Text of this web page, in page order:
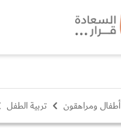
أطفال ومراهقون تربية الطفل